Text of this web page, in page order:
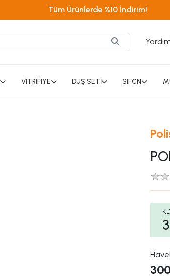
Tüm Ürünlerde %10 İndirim!
Yardım
VİTRİFİYE DUŞ SETİ SiFON